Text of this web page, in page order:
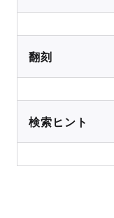
翻刻
検索ヒント